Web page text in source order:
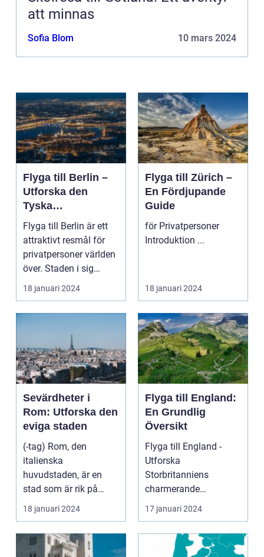
att minnas
Sofia Blom 10 mars 2024
Flyga till Berlin –
Utforska den
Tyska
Huvudstaden på
Nära Håll
Flyga till Berlin är ett
attraktivt resmål för
privatpersoner världen
över. Staden i sig
bjuder på e...
18 januari 2024
Flyga till Zürich –
En Fördjupande
Guide
för Privatpersoner
Introduktion ...
18 januari 2024
Sevärdheter i
Rom: Utforska den
eviga staden
(-tag) Rom, den
italienska
huvudstaden, är en
stad som är rik på
historia, kultur och
vackra sevärd...
18 januari 2024
Flyga till England:
En Grundlig
Översikt
Flyga till England -
Utforska
Storbritanniens
charmerande
destinationer
Övergripande
introduktion ...
17 januari 2024